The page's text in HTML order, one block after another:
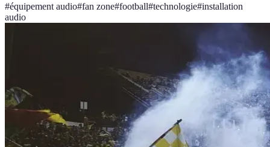
#équipement audio#fan zone#football#technologie#installation
audio